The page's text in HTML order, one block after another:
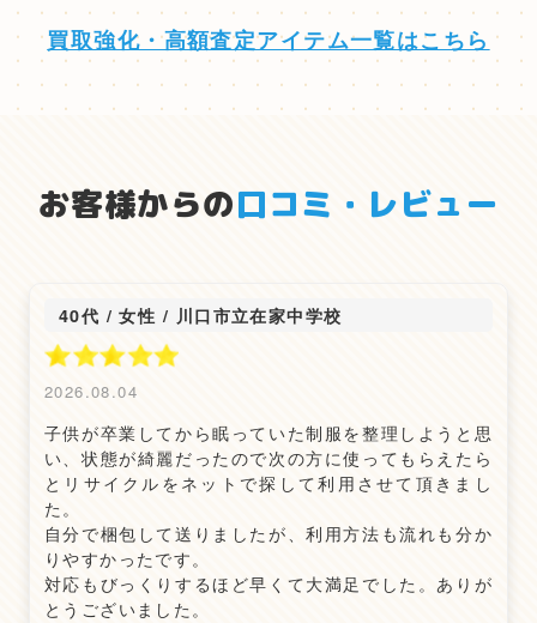
買取強化・高額査定アイテム一覧はこちら
お客様からの口コミ・レビュー
40代 / 女性 / 川口市立在家中学校
2026.08.04
子供が卒業してから眠っていた制服を整理しようと思
い、状態が綺麗だったので次の方に使ってもらえたら
とリサイクルをネットで探して利用させて頂きまし
た。
自分で梱包して送りましたが、利用方法も流れも分か
りやすかったです。
対応もびっくりするほど早くて大満足でした。ありが
とうございました。